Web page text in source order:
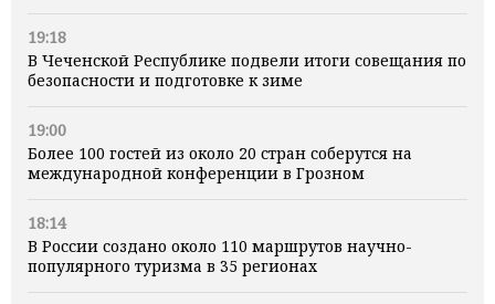
19:18
В Чеченской Республике подвели итоги совещания по
безопасности и подготовке к зиме
19:00
Более 100 гостей из около 20 стран соберутся на
международной конференции в Грозном
18:14
В России создано около 110 маршрутов научно-
популярного туризма в 35 регионах